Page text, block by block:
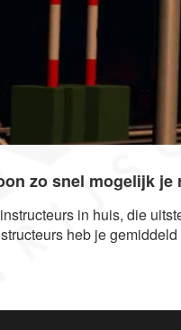
zo snel mogelijk je
in huis, die
heb je